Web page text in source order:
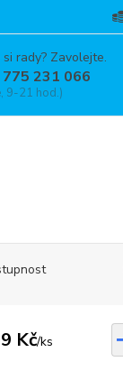
rady? Zavolejte.
231 066
9-21 hod.)
Kč/ks